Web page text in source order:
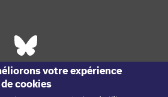
footer
votre expérience
cookies